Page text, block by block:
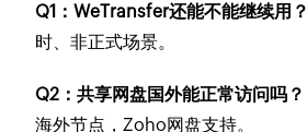
Q1：WeTransfer还能不能继续用？
时、非正式场景。
Q2：共享网盘国外能正常访问吗？
海外节点，Zoho网盘支持。